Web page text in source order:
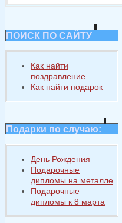
ПОИСК ПО САЙТУ
Как найти
поздравление
Как найти подарок
Подарки по случаю:
День Рождения
Подарочные
дипломы на металле
Подарочные
дипломы к 8 марта